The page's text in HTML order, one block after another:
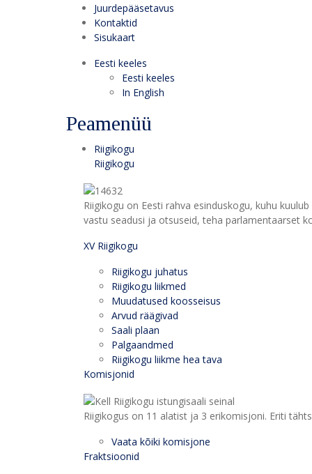
Juurdepääsetavus
Kontaktid
Sisukaart
Eesti keeles
Eesti keeles
In English
Peamenüü
Riigikogu
Riigikogu
Riigikogu on Eesti rahva esinduskogu, kuhu
vastu seadusi ja otsuseid, teha parlamentaarset
XV Riigikogu
Riigikogu juhatus
Riigikogu liikmed
Muudatused koosseisus
Arvud räägivad
Saali plaan
Palgaandmed
Riigikogu liikme hea tava
Komisjonid
Riigikogus on 11 alatist ja 3 erikomisjoni. Eriti
Vaata kõiki komisjone
Fraktsioonid